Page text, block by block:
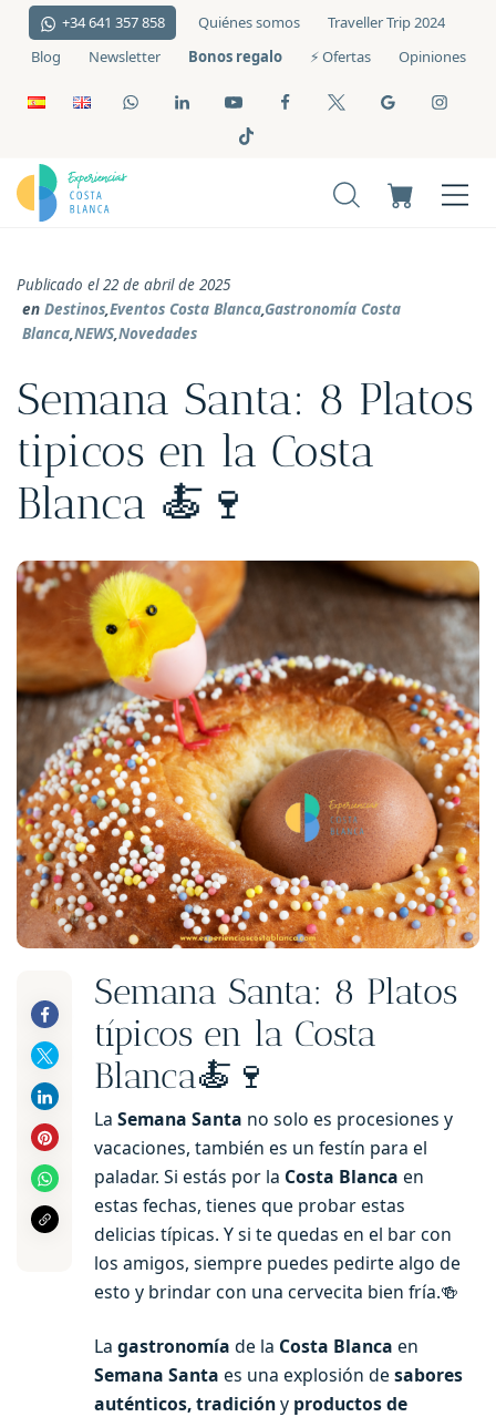
+34 641 357 858 Quiénes somos
Traveller Trip 2024
Blog
Newsletter Bonos regalo ⚡️ Ofertas Opiniones
Publicado el 22 de abril de 2025
en Destinos,Eventos Costa Blanca,Gastronomía Costa
Blanca,NEWS,Novedades
Semana Santa: 8 Platos
tipicos en la Costa
Blanca 🍝🍷
Semana Santa: 8 Platos
típicos en la Costa
Blanca🍝🍷
La Semana Santa no solo es procesiones y
vacaciones, también es un festín para el
paladar. Si estás por la Costa Blanca en
estas fechas, tienes que probar estas
delicias típicas. Y si te quedas en el bar con
los amigos, siempre puedes pedirte algo de
esto y brindar con una cervecita bien fría.🍻
La gastronomía de la Costa Blanca en
Semana Santa es una explosión de sabores
auténticos, tradicióny productos de